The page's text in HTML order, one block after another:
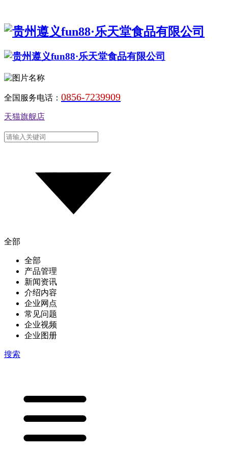
全国服务电话： 0856-7239909
天猫旗舰店
全部
全部
产品管理
新闻资讯
介绍内容
企业网点
常见问题
企业视频
企业图册
搜索